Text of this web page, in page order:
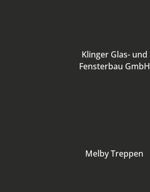
Klinger Glas- und
Fensterbau GmbH
Melby Treppen